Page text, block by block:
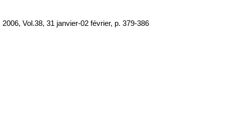
Vol.38, 31 janvier-02 février, p. 379-386